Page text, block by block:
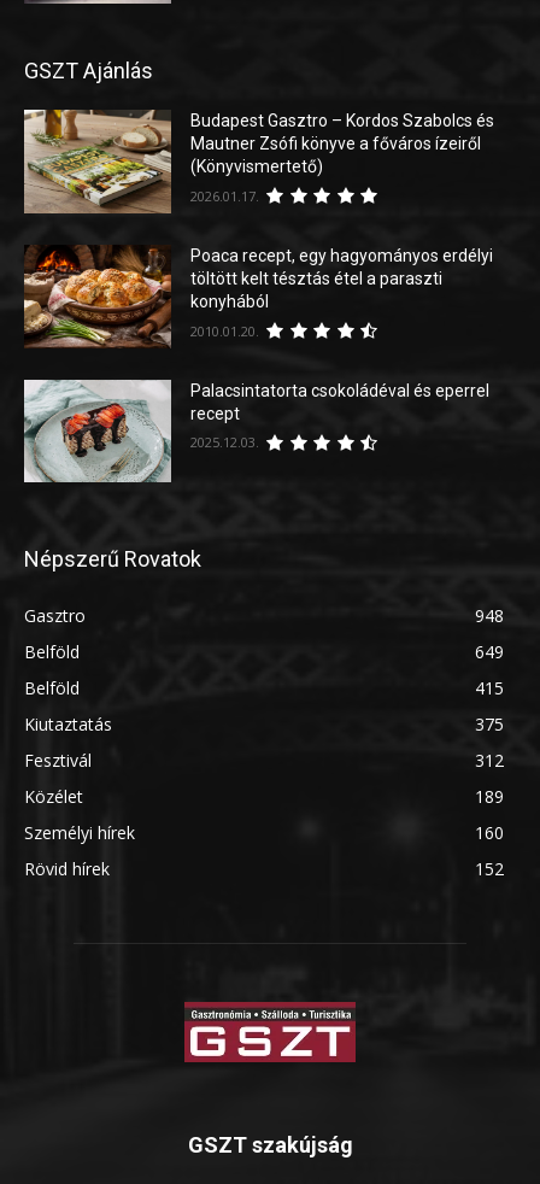
GSZT Ajánlás
Budapest Gasztro – Kordos Szabolcs és
Mautner Zsófi könyve a főváros ízeiről
(Könyvismertető)
2026.01.17.
Poaca recept, egy hagyományos erdélyi
töltött kelt tésztás étel a paraszti
konyhából
2010.01.20.
Palacsintatorta csokoládéval és eperrel
recept
2025.12.03.
Népszerű Rovatok
Gasztro
948
Belföld
649
Belföld
415
Kiutaztatás
375
Fesztivál
312
Közélet
189
Személyi hírek
160
Rövid hírek
152
GSZT szakújság